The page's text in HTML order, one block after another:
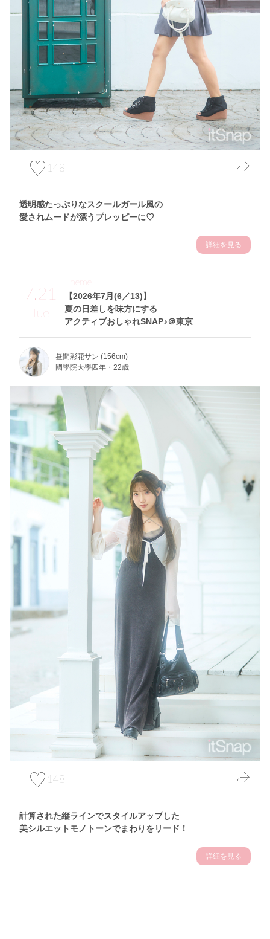
148
透明感たっぷりなスクールガール風の
愛されムードが漂うプレッピーに♡
詳細を見る
7.21
Tue
【2026年7月(6／13)】
夏の日差しを味方にする
アクティブおしゃれSNAP♪＠東京
Theme
昼間彩花サン (156cm)
國學院大學四年・22歳
148
計算された縦ラインでスタイルアップした
美シルエットモノトーンでまわりをリード！
詳細を見る